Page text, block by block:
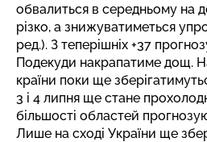
обвалиться в середньому на
різко, а знижуватиметься
ред.). З теперішніх +37
Подекуди накрапатиме дощ.
країни поки ще
3 і 4 липня ще стане
більшості областей
Лише на сході України ще